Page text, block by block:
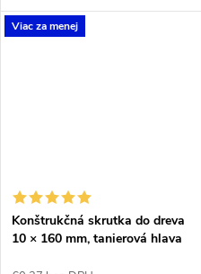
masívnejšie drevené prvky a
konštrukčné spoje navrhnuté
Viac za menej
Konštrukčná skrutka do dreva
10 × 160 mm, tanierová hlava